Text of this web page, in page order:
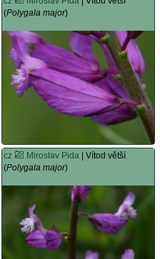
(Polygala major)
cz Miroslav Pida | Vítod větší
(Polygala major)